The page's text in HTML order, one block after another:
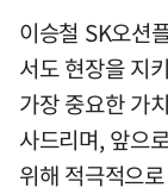
이승철 SK오션
서도 현장을 지
가장 중요한 가
사드리며, 앞으
위해 적극적으